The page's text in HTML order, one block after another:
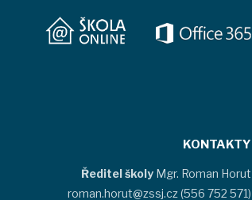
KONTAKTY
Ředitel školy Mgr. Roman Horut
roman.horut@zssj.cz (556 752 571)